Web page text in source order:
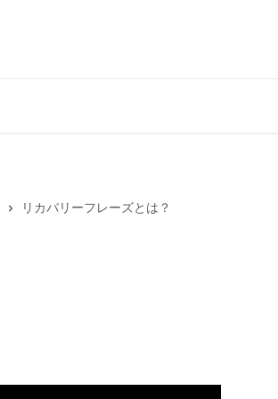
リカバリーフレーズとは？